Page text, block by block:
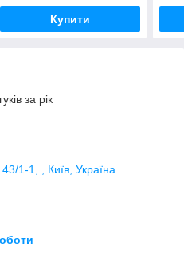
Купити
за рік
1-1, , Київ, Україна